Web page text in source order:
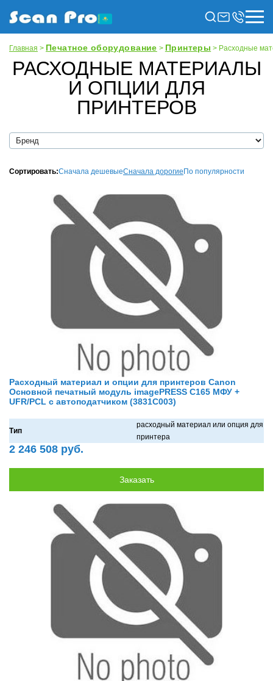
Главная > Печатное оборудование > Принтеры > Расходные
РАСХОДНЫЕ МАТЕРИАЛЫ
И ОПЦИИ ДЛЯ
ПРИНТЕРОВ
Сортировать:Сначала дешевыеСначала дорогие По популярности
Расходный материал и опции для принтеров Canon
Основной печатный модуль imagePRESS C165 МФУ +
UFR/PCL c автоподатчиком (3831C003)
Тип
рaсходный мaтериaл или опция для
принтерa
2 246 508 руб.